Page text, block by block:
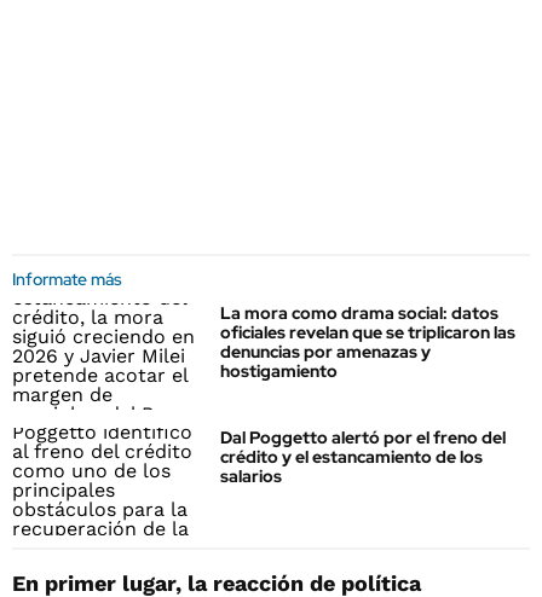
Informate más
La mora como drama social: datos
oficiales revelan que se triplicaron las
denuncias por amenazas y
hostigamiento
Dal Poggetto alertó por el freno del
crédito y el estancamiento de los
salarios
En primer lugar, la reacción de política